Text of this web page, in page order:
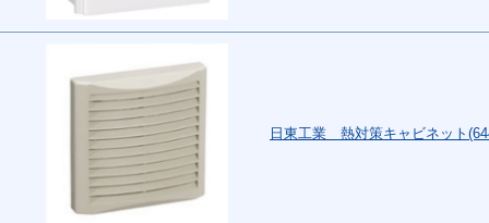
日東工業 熱対策キャビネット